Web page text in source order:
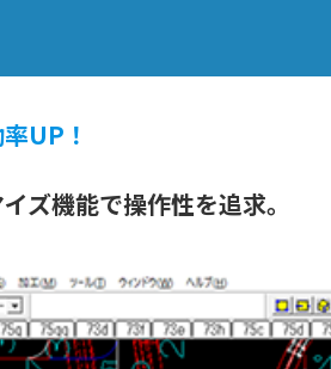
UP！
ズ機能で操作性を追求。